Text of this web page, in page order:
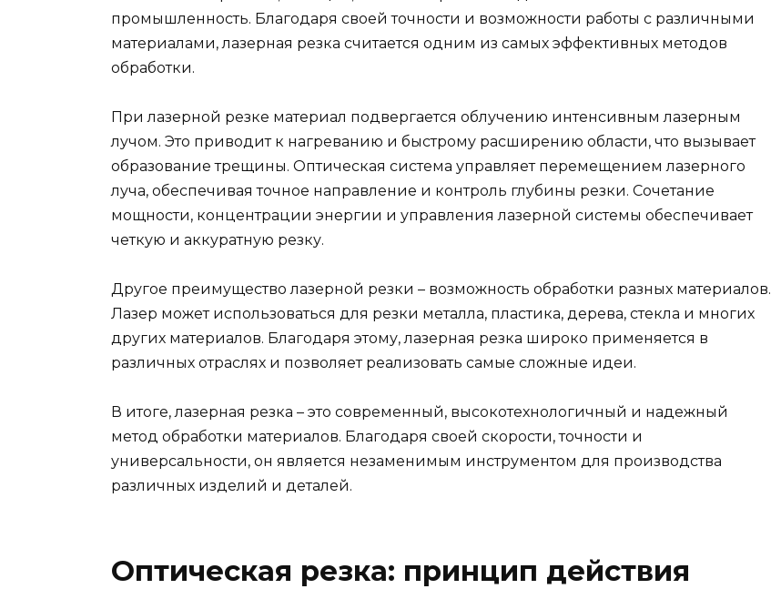
промышленность. Благодаря своей точности и возможности работы с различными
материалами, лазерная резка считается одним из самых эффективных методов
обработки.
При лазерной резке материал подвергается облучению интенсивным лазерным
лучом. Это приводит к нагреванию и быстрому расширению области, что вызывает
образование трещины. Оптическая система управляет перемещением лазерного
луча, обеспечивая точное направление и контроль глубины резки. Сочетание
мощности, концентрации энергии и управления лазерной системы обеспечивает
четкую и аккуратную резку.
Другое преимущество лазерной резки – возможность обработки разных материалов.
Лазер может использоваться для резки металла, пластика, дерева, стекла и многих
других материалов. Благодаря этому, лазерная резка широко применяется в
различных отраслях и позволяет реализовать самые сложные идеи.
В итоге, лазерная резка – это современный, высокотехнологичный и надежный
метод обработки материалов. Благодаря своей скорости, точности и
универсальности, он является незаменимым инструментом для производства
различных изделий и деталей.
Оптическая резка: принцип действия